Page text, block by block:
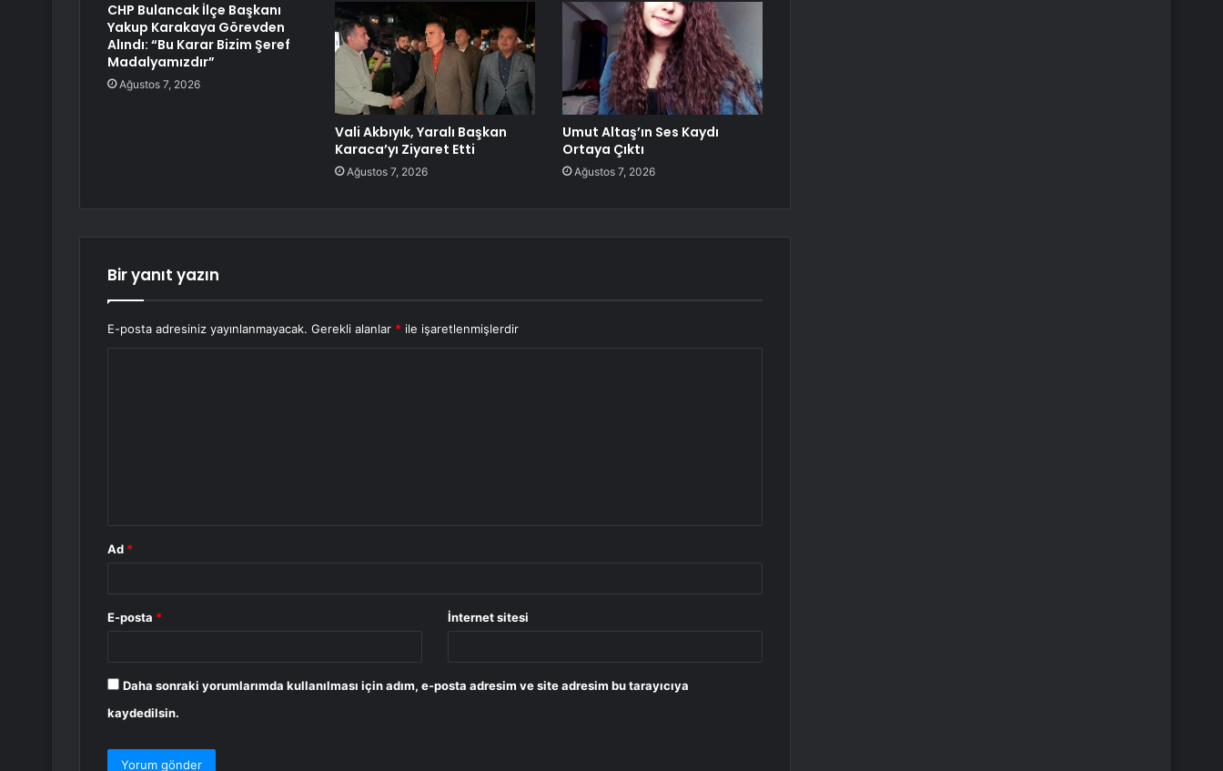
CHP Bulancak İlçe Başkanı
Yakup Karakaya Görevden
Alındı: “Bu Karar Bizim Şeref
Madalyamızdır”
Ağustos 7, 2026
Vali Akbıyık, Yaralı Başkan
Karaca’yı Ziyaret Etti
Ağustos 7, 2026
Umut Altaş’ın Ses Kaydı
Ortaya Çıktı
Ağustos 7, 2026
Bir yanıt yazın
E-posta adresiniz yayınlanmayacak. Gerekli alanlar * ile işaretlenmişlerdir
Ad *
E-posta * İnternet sitesi
Daha sonraki yorumlarımda kullanılması için adım, e-posta adresim ve site adresim bu tarayıcıya
kaydedilsin.